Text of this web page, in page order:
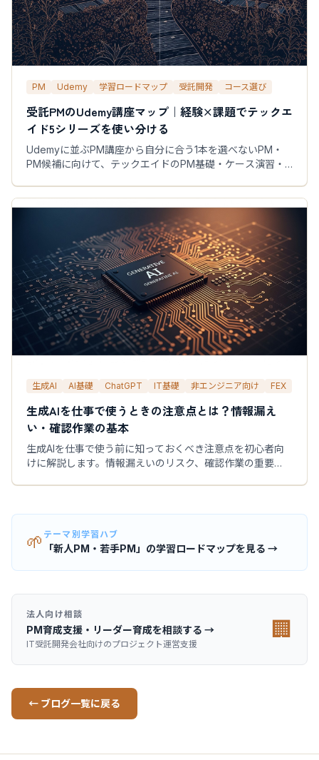
PM Udemy 学習ロードマップ 受託開発 コース選び
受託PMのUdemy講座マップ｜経験×課題でテックエ
イド5シリーズを使い分ける
Udemyに並ぶPM講座から自分に合う1本を選べないPM・
PM候補に向けて、テックエイドのPM基礎・ケース演習・
生成AI AI基礎 ChatGPT IT基礎 非エンジニア向け FEX
生成AIを仕事で使うときの注意点とは？情報漏え
い・確認作業の基本
生成AIを仕事で使う前に知っておくべき注意点を初心者向
けに解説します。情報漏えいのリスク、確認作業の重要
🌱 テーマ別学習ハブ
「新人PM・若手PM」の学習ロードマップを見る →
法人向け相談
PM育成支援・リーダー育成を相談する →
IT受託開発会社向けのプロジェクト運営支援
🏢
← ブログ一覧に戻る